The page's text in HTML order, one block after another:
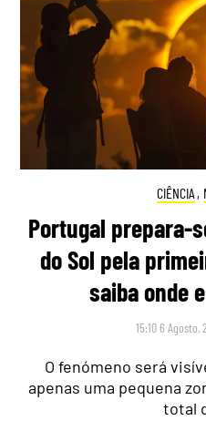
CIÊNCIA ,
Portugal prepara-
do Sol pela
saiba onde
15:10 6 Agosto,
O fenómeno será
apenas uma pequena
total